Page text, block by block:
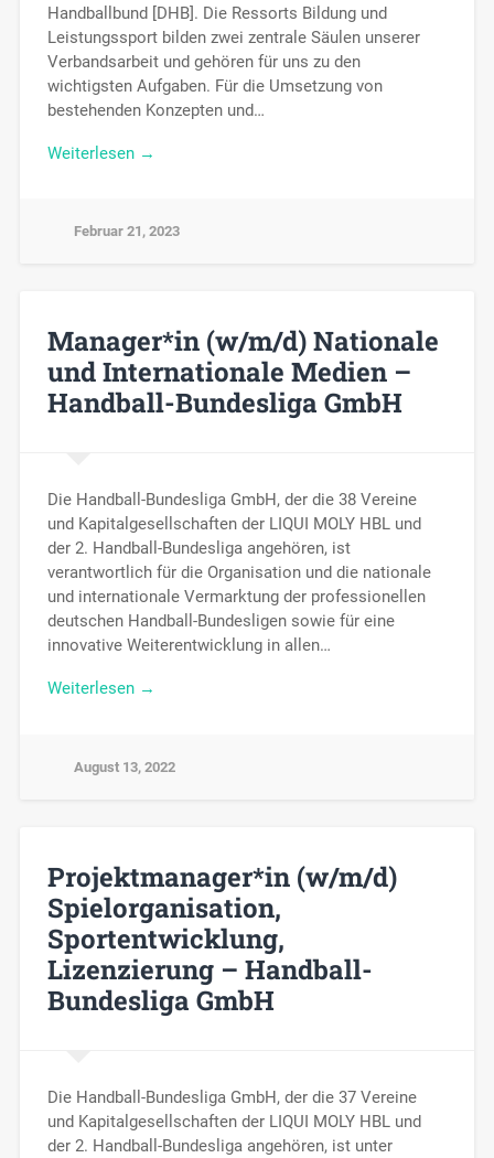
Handballbund [DHB]. Die Ressorts Bildung und
Leistungssport bilden zwei zentrale Säulen unserer
Verbandsarbeit und gehören für uns zu den
wichtigsten Aufgaben. Für die Umsetzung von
bestehenden Konzepten und…
Weiterlesen →
Februar 21, 2023
Manager*in (w/m/d) Nationale
und Internationale Medien –
Handball-Bundesliga GmbH
Die Handball-Bundesliga GmbH, der die 38 Vereine
und Kapitalgesellschaften der LIQUI MOLY HBL und
der 2. Handball-Bundesliga angehören, ist
verantwortlich für die Organisation und die nationale
und internationale Vermarktung der professionellen
deutschen Handball-Bundesligen sowie für eine
innovative Weiterentwicklung in allen…
Weiterlesen →
August 13, 2022
Projektmanager*in (w/m/d)
Spielorganisation,
Sportentwicklung,
Lizenzierung – Handball-
Bundesliga GmbH
Die Handball-Bundesliga GmbH, der die 37 Vereine
und Kapitalgesellschaften der LIQUI MOLY HBL und
der 2. Handball-Bundesliga angehören, ist unter